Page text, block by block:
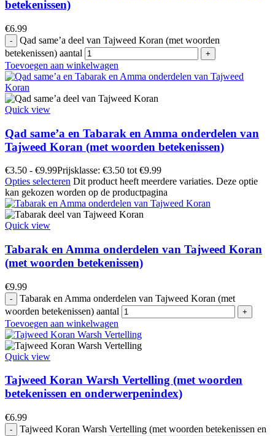
betekenissen)
€6.99
Qad same’a deel van Tajweed Koran (met woorden
betekenissen) aantal
Toevoegen aan winkelwagen
Quick view
Qad same’a en Tabarak en Amma onderdelen van
Tajweed Koran (met woorden betekenissen)
€3.50 - €9.99Prijsklasse: €3.50 tot €9.99
Opties selecteren Dit product heeft meerdere variaties. Deze optie
kan gekozen worden op de productpagina
Quick view
Tabarak en Amma onderdelen van Tajweed Koran
(met woorden betekenissen)
€9.99
Tabarak en Amma onderdelen van Tajweed Koran (met
woorden betekenissen) aantal
Toevoegen aan winkelwagen
Quick view
Tajweed Koran Warsh Vertelling (met woorden
betekenissen en onderwerpenindex)
€6.99
Tajweed Koran Warsh Vertelling (met woorden betekenissen en